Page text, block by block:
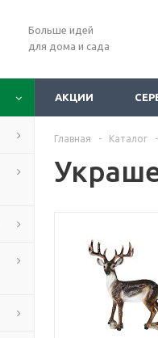
Больше идей
для дома и сада
АКЦИИ
Главная - Каталог -